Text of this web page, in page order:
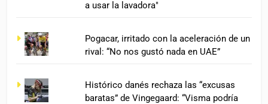
a usar la lavadora"
Pogacar, irritado con la aceleración de un
rival: “No nos gustó nada en UAE”
Histórico danés rechaza las “excusas
baratas” de Vingegaard: “Visma podría